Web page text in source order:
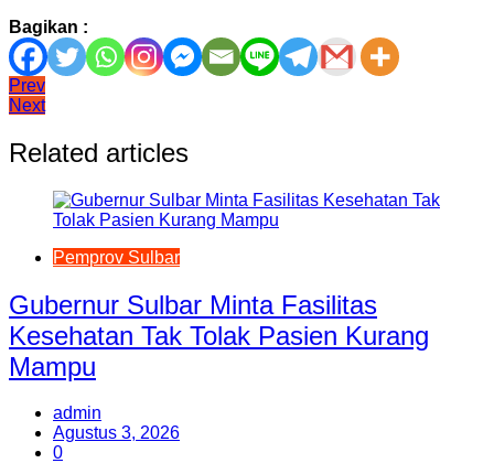
Bagikan :
Navigasi
pos
Prev
Next
Related articles
Pemprov Sulbar
Gubernur Sulbar Minta Fasilitas
Kesehatan Tak Tolak Pasien Kurang
Mampu
admin
Agustus 3, 2026
0